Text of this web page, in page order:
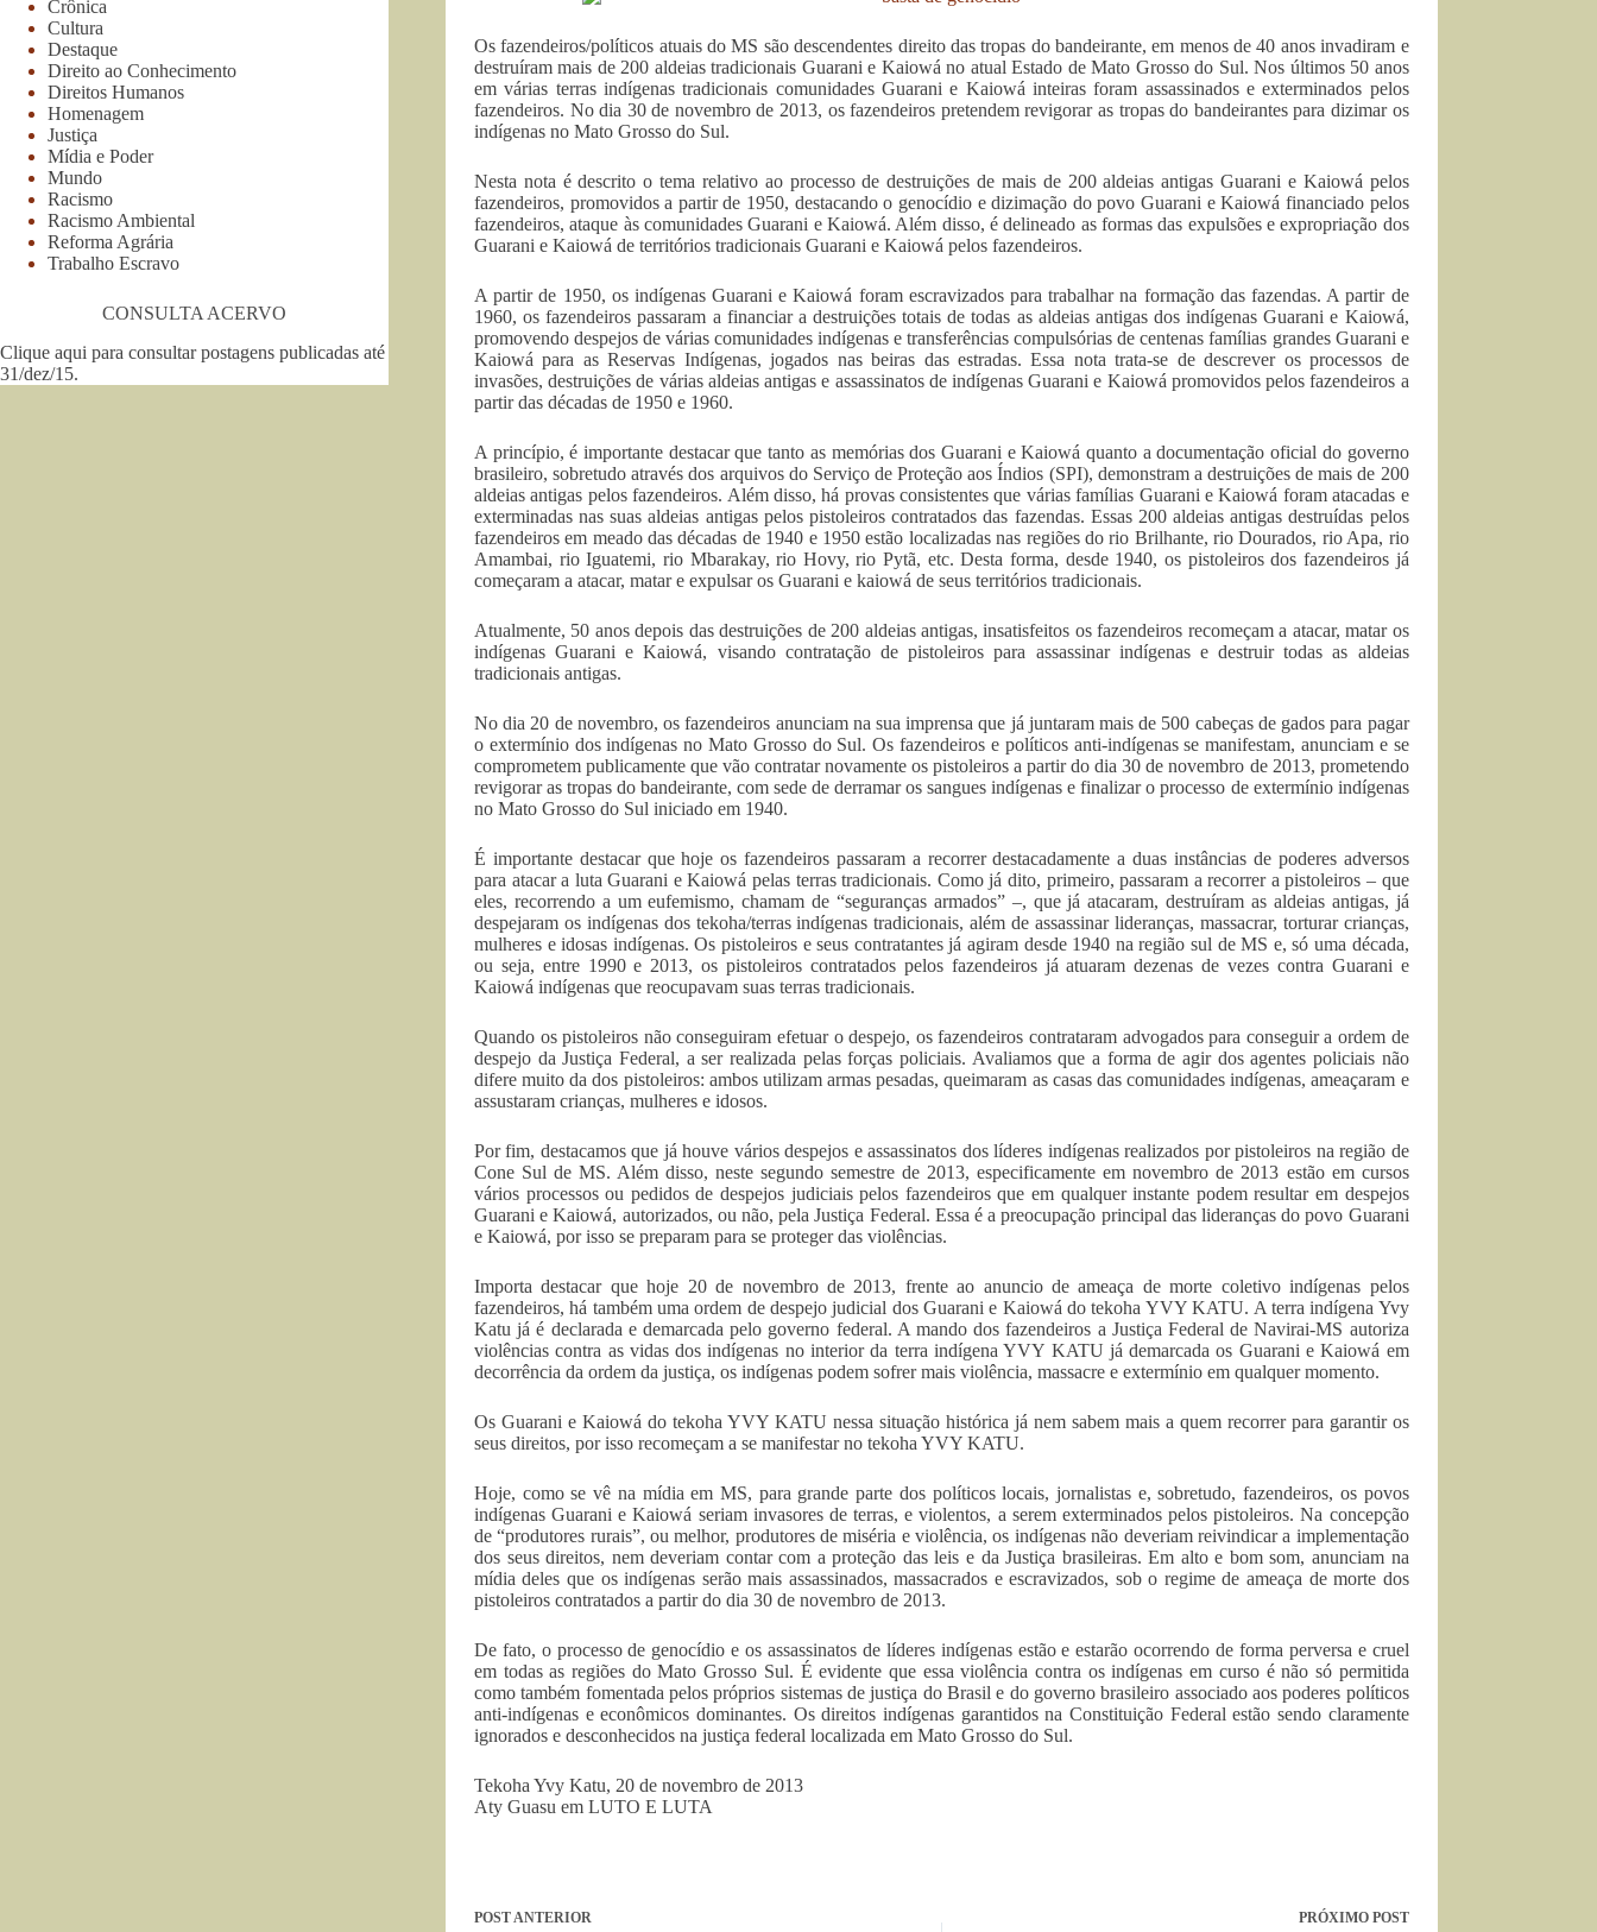
Os fazendeiros/políticos atuais do MS são descendentes direito das tropas do bandeirante, em menos de 40 anos invadiram e
destruíram mais de 200 aldeias tradicionais Guarani e Kaiowá no atual Estado de Mato Grosso do Sul. Nos últimos 50 anos
em várias terras indígenas tradicionais comunidades Guarani e Kaiowá inteiras foram assassinados e exterminados pelos
fazendeiros. No dia 30 de novembro de 2013, os fazendeiros pretendem revigorar as tropas do bandeirantes para dizimar os
indígenas no Mato Grosso do Sul.
Nesta nota é descrito o tema relativo ao processo de destruições de mais de 200 aldeias antigas Guarani e Kaiowá pelos
fazendeiros, promovidos a partir de 1950, destacando o genocídio e dizimação do povo Guarani e Kaiowá financiado pelos
fazendeiros, ataque às comunidades Guarani e Kaiowá. Além disso, é delineado as formas das expulsões e expropriação dos
Guarani e Kaiowá de territórios tradicionais Guarani e Kaiowá pelos fazendeiros.
A partir de 1950, os indígenas Guarani e Kaiowá foram escravizados para trabalhar na formação das fazendas. A partir de
1960, os fazendeiros passaram a financiar a destruições totais de todas as aldeias antigas dos indígenas Guarani e Kaiowá,
promovendo despejos de várias comunidades indígenas e transferências compulsórias de centenas famílias grandes Guarani e
Kaiowá para as Reservas Indígenas, jogados nas beiras das estradas. Essa nota trata-se de descrever os processos de
invasões, destruições de várias aldeias antigas e assassinatos de indígenas Guarani e Kaiowá promovidos pelos fazendeiros a
partir das décadas de 1950 e 1960.
A princípio, é importante destacar que tanto as memórias dos Guarani e Kaiowá quanto a documentação oficial do governo
brasileiro, sobretudo através dos arquivos do Serviço de Proteção aos Índios (SPI), demonstram a destruições de mais de 200
aldeias antigas pelos fazendeiros. Além disso, há provas consistentes que várias famílias Guarani e Kaiowá foram atacadas e
exterminadas nas suas aldeias antigas pelos pistoleiros contratados das fazendas. Essas 200 aldeias antigas destruídas pelos
fazendeiros em meado das décadas de 1940 e 1950 estão localizadas nas regiões do rio Brilhante, rio Dourados, rio Apa, rio
Amambai, rio Iguatemi, rio Mbarakay, rio Hovy, rio Pytã, etc. Desta forma, desde 1940, os pistoleiros dos fazendeiros já
começaram a atacar, matar e expulsar os Guarani e kaiowá de seus territórios tradicionais.
Atualmente, 50 anos depois das destruições de 200 aldeias antigas, insatisfeitos os fazendeiros recomeçam a atacar, matar os
indígenas Guarani e Kaiowá, visando contratação de pistoleiros para assassinar indígenas e destruir todas as aldeias
tradicionais antigas.
No dia 20 de novembro, os fazendeiros anunciam na sua imprensa que já juntaram mais de 500 cabeças de gados para pagar
o extermínio dos indígenas no Mato Grosso do Sul. Os fazendeiros e políticos anti-indígenas se manifestam, anunciam e se
comprometem publicamente que vão contratar novamente os pistoleiros a partir do dia 30 de novembro de 2013, prometendo
revigorar as tropas do bandeirante, com sede de derramar os sangues indígenas e finalizar o processo de extermínio indígenas
no Mato Grosso do Sul iniciado em 1940.
É importante destacar que hoje os fazendeiros passaram a recorrer destacadamente a duas instâncias de poderes adversos
para atacar a luta Guarani e Kaiowá pelas terras tradicionais. Como já dito, primeiro, passaram a recorrer a pistoleiros – que
eles, recorrendo a um eufemismo, chamam de “seguranças armados” –, que já atacaram, destruíram as aldeias antigas, já
despejaram os indígenas dos tekoha/terras indígenas tradicionais, além de assassinar lideranças, massacrar, torturar crianças,
mulheres e idosas indígenas. Os pistoleiros e seus contratantes já agiram desde 1940 na região sul de MS e, só uma década,
ou seja, entre 1990 e 2013, os pistoleiros contratados pelos fazendeiros já atuaram dezenas de vezes contra Guarani e
Kaiowá indígenas que reocupavam suas terras tradicionais.
Quando os pistoleiros não conseguiram efetuar o despejo, os fazendeiros contrataram advogados para conseguir a ordem de
despejo da Justiça Federal, a ser realizada pelas forças policiais. Avaliamos que a forma de agir dos agentes policiais não
difere muito da dos pistoleiros: ambos utilizam armas pesadas, queimaram as casas das comunidades indígenas, ameaçaram e
assustaram crianças, mulheres e idosos.
Por fim, destacamos que já houve vários despejos e assassinatos dos líderes indígenas realizados por pistoleiros na região de
Cone Sul de MS. Além disso, neste segundo semestre de 2013, especificamente em novembro de 2013 estão em cursos
vários processos ou pedidos de despejos judiciais pelos fazendeiros que em qualquer instante podem resultar em despejos
Guarani e Kaiowá, autorizados, ou não, pela Justiça Federal. Essa é a preocupação principal das lideranças do povo Guarani
e Kaiowá, por isso se preparam para se proteger das violências.
Importa destacar que hoje 20 de novembro de 2013, frente ao anuncio de ameaça de morte coletivo indígenas pelos
fazendeiros, há também uma ordem de despejo judicial dos Guarani e Kaiowá do tekoha YVY KATU. A terra indígena Yvy
Katu já é declarada e demarcada pelo governo federal. A mando dos fazendeiros a Justiça Federal de Navirai-MS autoriza
violências contra as vidas dos indígenas no interior da terra indígena YVY KATU já demarcada os Guarani e Kaiowá em
decorrência da ordem da justiça, os indígenas podem sofrer mais violência, massacre e extermínio em qualquer momento.
Os Guarani e Kaiowá do tekoha YVY KATU nessa situação histórica já nem sabem mais a quem recorrer para garantir os
seus direitos, por isso recomeçam a se manifestar no tekoha YVY KATU.
Hoje, como se vê na mídia em MS, para grande parte dos políticos locais, jornalistas e, sobretudo, fazendeiros, os povos
indígenas Guarani e Kaiowá seriam invasores de terras, e violentos, a serem exterminados pelos pistoleiros. Na concepção
de “produtores rurais”, ou melhor, produtores de miséria e violência, os indígenas não deveriam reivindicar a implementação
dos seus direitos, nem deveriam contar com a proteção das leis e da Justiça brasileiras. Em alto e bom som, anunciam na
mídia deles que os indígenas serão mais assassinados, massacrados e escravizados, sob o regime de ameaça de morte dos
pistoleiros contratados a partir do dia 30 de novembro de 2013.
De fato, o processo de genocídio e os assassinatos de líderes indígenas estão e estarão ocorrendo de forma perversa e cruel
em todas as regiões do Mato Grosso Sul. É evidente que essa violência contra os indígenas em curso é não só permitida
como também fomentada pelos próprios sistemas de justiça do Brasil e do governo brasileiro associado aos poderes políticos
anti-indígenas e econômicos dominantes. Os direitos indígenas garantidos na Constituição Federal estão sendo claramente
ignorados e desconhecidos na justiça federal localizada em Mato Grosso do Sul.
Tekoha Yvy Katu, 20 de novembro de 2013
Aty Guasu em LUTO E LUTA
POSTANTERIOR PRÓXIMO POST
Crônica
Cultura
Destaque
Direito ao Conhecimento
Direitos Humanos
Homenagem
Justiça
Mídia e Poder
Mundo
Racismo
Racismo Ambiental
Reforma Agrária
Trabalho Escravo
CONSULTA ACERVO
Clique aqui para consultar postagens publicadas até
31/dez/15.